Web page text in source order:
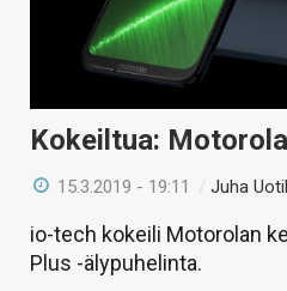
Kokeiltua:
15.3.2019 - 19:11 /Juha
io-tech kokeili Motorolan
Plus -älypuhelinta.